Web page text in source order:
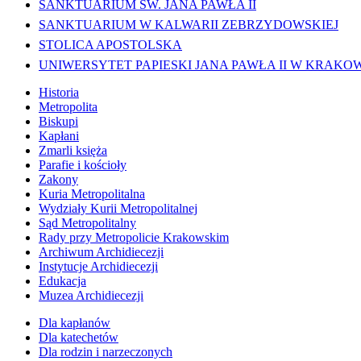
SANKTUARIUM ŚW. JANA PAWŁA II
SANKTUARIUM W KALWARII ZEBRZYDOWSKIEJ
STOLICA APOSTOLSKA
UNIWERSYTET PAPIESKI JANA PAWŁA II W
Historia
Metropolita
Biskupi
Kapłani
Zmarli księża
Parafie i kościoły
Zakony
Kuria Metropolitalna
Wydziały Kurii Metropolitalnej
Sąd Metropolitalny
Rady przy Metropolicie Krakowskim
Archiwum Archidiecezji
Instytucje Archidiecezji
Edukacja
Muzea Archidiecezji
Dla kapłanów
Dla katechetów
Dla rodzin i narzeczonych